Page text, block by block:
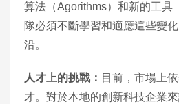
算法（Agorithms）和新的工具
隊必須不斷學習和適應這些變
沿。
人才上的挑戰： 目前，市場上
才。對於本地的創新科技企業